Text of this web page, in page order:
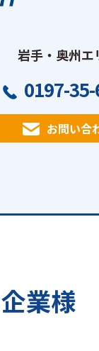
岩手・奥州エ
0197-
お問い合
企業様